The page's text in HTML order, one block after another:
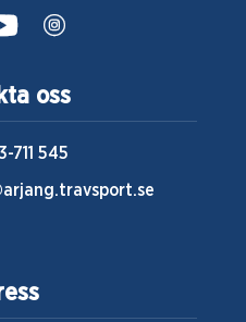
oss
711 545